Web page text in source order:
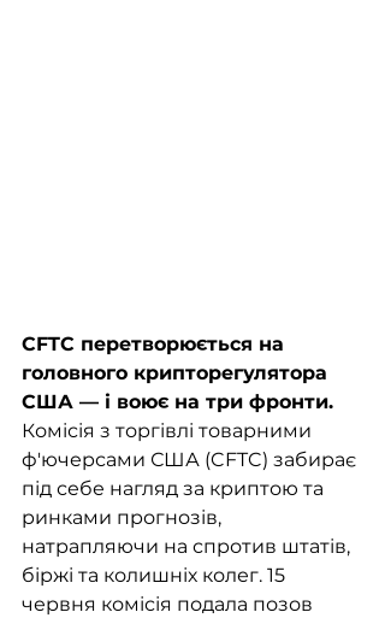
CFTC перетворюється на
головного крипторегулятора
США — і воює на три фронти.
Комісія з торгівлі товарними
ф'ючерсами США (CFTC) забирає
під себе нагляд за криптою та
ринками прогнозів,
натрапляючи на спротив штатів,
біржі та колишніх колег. 15
червня комісія подала позов